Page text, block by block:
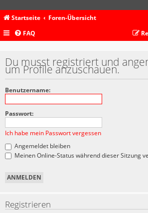
Startseite Foren-Übersicht
FAQ
Du musst registriert und
um Profile anzuschauen.
Benutzername:
Passwort:
Ich habe mein Passwort vergessen
Angemeldet bleiben
Meinen Online-Status während dieser Sitzung
Registrieren